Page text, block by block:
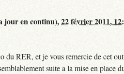
jour en continu),22 février 2011,
du RER, et je vous remercie de cet
suite a la mise en place